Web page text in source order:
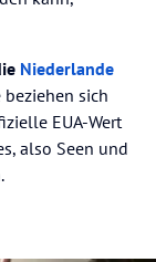
Niederlande
sich
EUA-Wert
also Seen und